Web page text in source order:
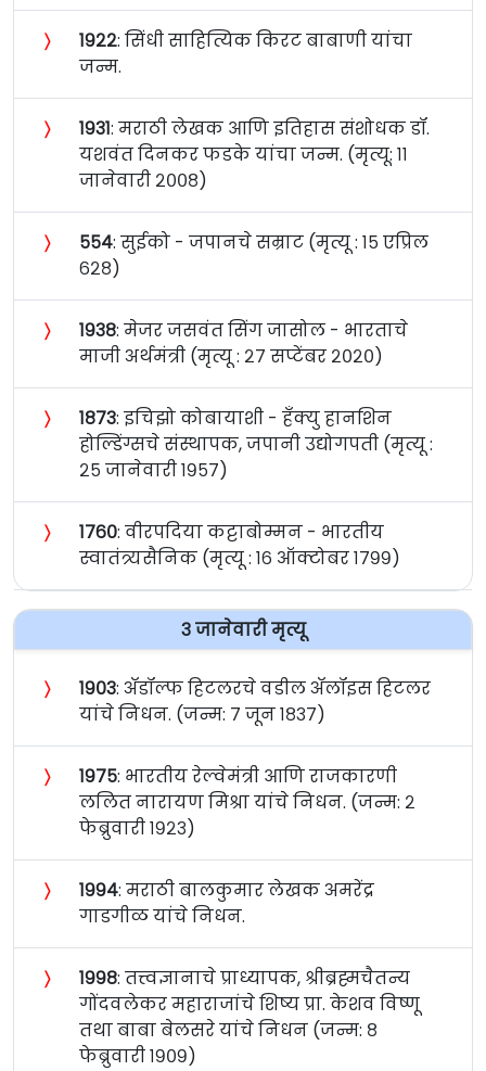
〉 १९२२: सिंधी साहित्यिक किरट बाबाणी यांचा
जन्म.
〉 १९३१: मराठी लेखक आणि इतिहास संशोधक डॉ.
यशवंत दिनकर फडके यांचा जन्म. (मृत्यू: ११
जानेवारी २००८)
〉 ५५४: सुईको - जपानचे सम्राट (मृत्यू : १५ एप्रिल
६२८)
〉 १९३८: मेजर जसवंत सिंग जासोल - भारताचे
माजी अर्थमंत्री (मृत्यू : २७ सप्टेंबर २०२०)
〉 १८७३: इचिझो कोबायाशी - हँक्यु हानशिन
होल्डिंग्सचे संस्थापक, जपानी उद्योगपती (मृत्यू :
२५ जानेवारी १९५७)
〉 १७६०: वीरपदिया कट्टाबोम्मन - भारतीय
स्वातंत्र्यसैनिक (मृत्यू : १६ ऑक्टोबर १७९९)
३ जानेवारी मृत्यू
〉 १९०३: अ‍ॅडॉल्फ हिटलरचे वडील अ‍ॅलॉइस हिटलर
यांचे निधन. (जन्म: ७ जून १८३७)
〉 १९७५: भारतीय रेल्वेमंत्री आणि राजकारणी
ललित नारायण मिश्रा यांचे निधन. (जन्म: २
फेब्रुवारी १९२३)
〉 १९९४: मराठी बालकुमार लेखक अमरेंद्र
गाडगीळ यांचे निधन.
〉 १९९८: तत्त्वज्ञानाचे प्राध्यापक, श्रीब्रह्मचैतन्य
गोंदवलेकर महाराजांचे शिष्य प्रा. केशव विष्णू
तथा बाबा बेलसरे यांचे निधन (जन्म: ८
फेब्रुवारी १९०९)